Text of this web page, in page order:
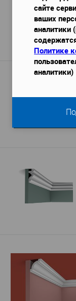
сайте
ваших
аналитики
Политике
аналитики)